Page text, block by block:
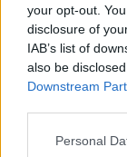
your opt-out.
disclosure of
IAB’s list of
also be
Downstream
Please note
Personal
προϋπόθεση
Πρόεδρος
Καθηγήτρια